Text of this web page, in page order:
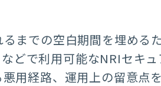
までの空白期間を埋める
どで利用可能なNRIセキ
用経路、運用上の留意点